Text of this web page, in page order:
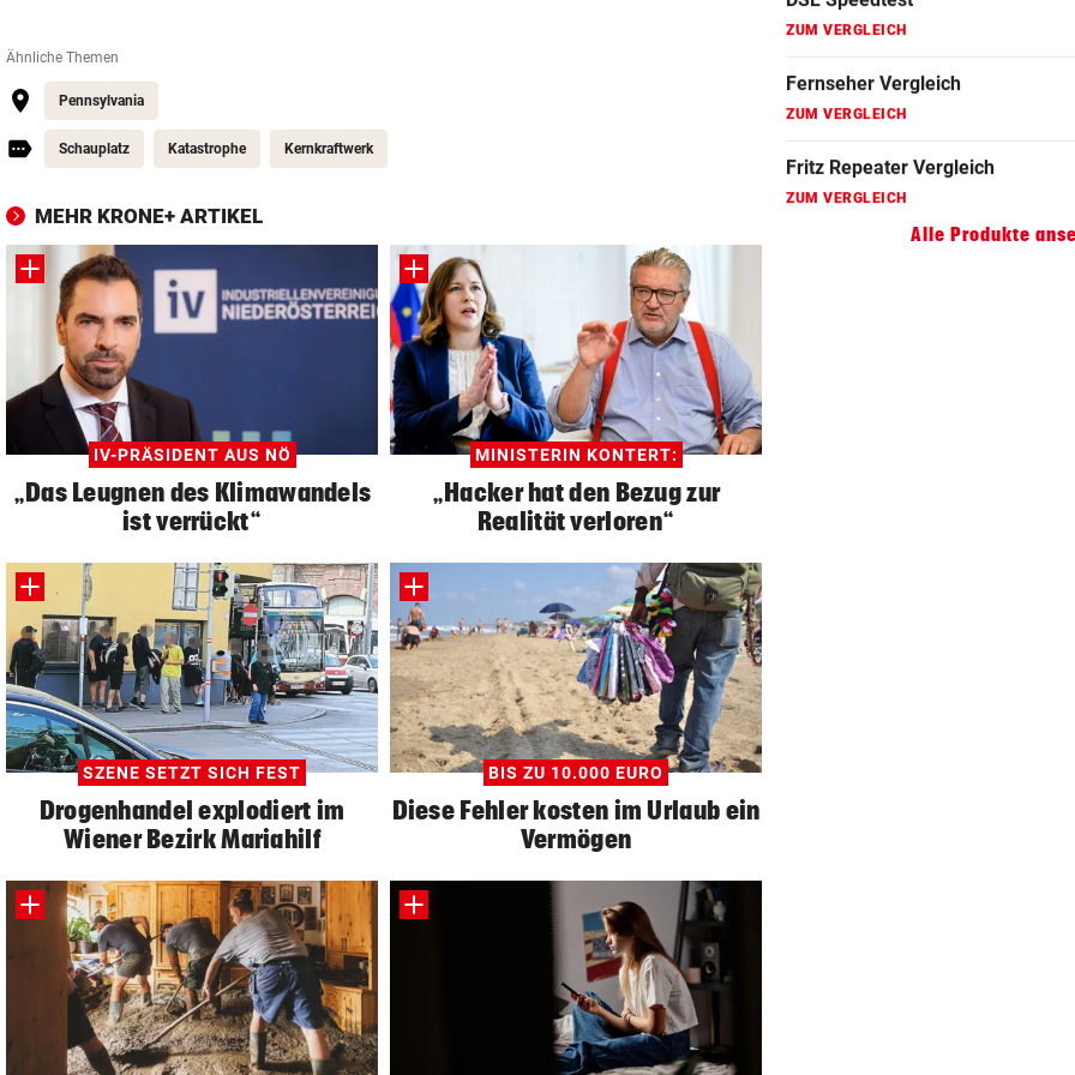
Ähnliche Themen
Pennsylvania
Schauplatz Katastrophe Kernkraftwerk
MEHR KRONE+ ARTIKEL
IV-PRÄSIDENT AUS NÖ
„Das Leugnen des Klimawandels
ist verrückt“
MINISTERIN KONTERT:
„Hacker hat den Bezug zur
Realität verloren“
SZENE SETZT SICH FEST
Drogenhandel explodiert im
Wiener Bezirk Mariahilf
BIS ZU 10.000 EURO
Diese Fehler kosten im Urlaub ein
Vermögen
ZUM VERGLEICH
ZUM VERGLEICH
ZUM VERGLEICH
Alle Produkte